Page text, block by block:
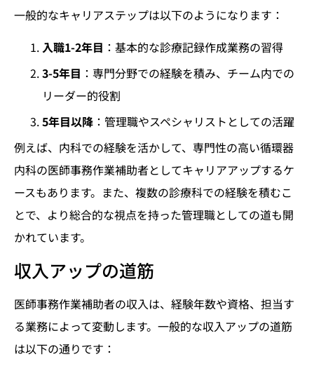
一般的なキャリアステップは以下のようになります：
入職1-2年目 ：基本的な診療記録作成業務の習得
3-5年目 ：専門分野での経験を積み、チーム内での
リーダー的役割
5年目以降 ：管理職やスペシャリストとしての活躍
例えば、内科での経験を活かして、専門性の高い循環器
内科の医師事務作業補助者としてキャリアアップするケ
ースもあります。また、複数の診療科での経験を積むこ
とで、より総合的な視点を持った管理職としての道も開
かれています。
収入アップの道筋
医師事務作業補助者の収入は、経験年数や資格、担当す
る業務によって変動します。一般的な収入アップの道筋
は以下の通りです：